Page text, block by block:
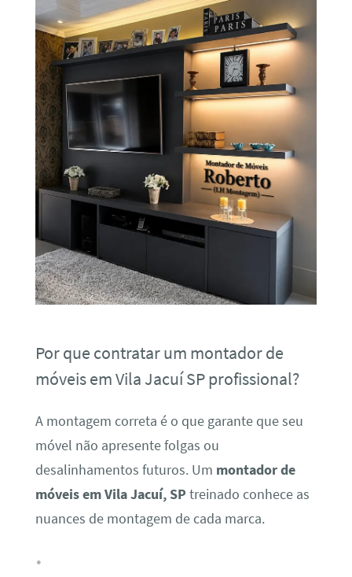
Por que contratar um montador de
móveis em Vila Jacuí SP profissional?
A montagem correta é o que garante que seu
móvel não apresente folgas ou
desalinhamentos futuros. Um montador de
móveis em Vila Jacuí, SP treinado conhece as
nuances de montagem de cada marca.